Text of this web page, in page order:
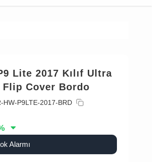
Lite 2017 Kılıf Ultra
Cover Bordo
HW-P9LTE-2017-BRD
Alarmı